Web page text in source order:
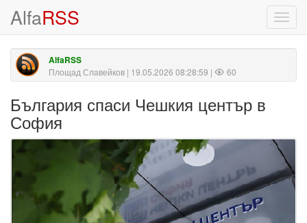
AlfaRSS
AlfaRSS
Площад Славейков | 19.05.2026 08:28:59 | 60
България спаси Чешкия център в
София